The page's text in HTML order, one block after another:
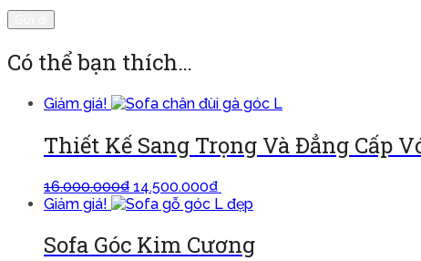
Có thể bạn thích…
Giảm giá!
Thiết Kế Sang Trọng Và Đẳng Cấp
16.000.000₫ 14.500.000₫
Giảm giá!
Sofa Góc Kim Cương